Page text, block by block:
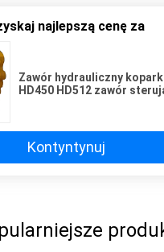
najlepszą cenę za
Zawór hydrauliczny
HD450 HD512 zawór
rozdzielczy
Kontyntynuj